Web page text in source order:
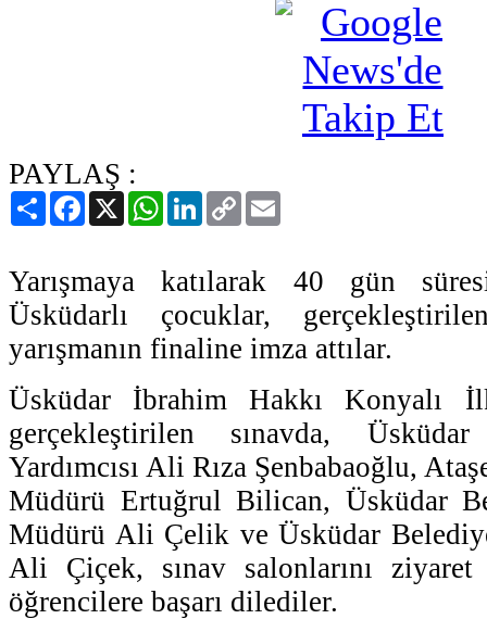
PAYLAŞ :
PaylaşFacebook
X WhatsAppLinkedIn
Copy
Link
Yarışmaya katılarak 40 gün
Üsküdarlı çocuklar,
yarışmanın finaline imza attılar.
Üsküdar İbrahim Hakkı Konyalı
gerçekleştirilen sınavda,
Yardımcısı Ali Rıza Şenbabaoğlu,
Müdürü Ertuğrul Bilican, Üsküdar
Müdürü Ali Çelik ve Üsküdar
Ali Çiçek, sınav salonlarını
öğrencilere başarı dilediler.